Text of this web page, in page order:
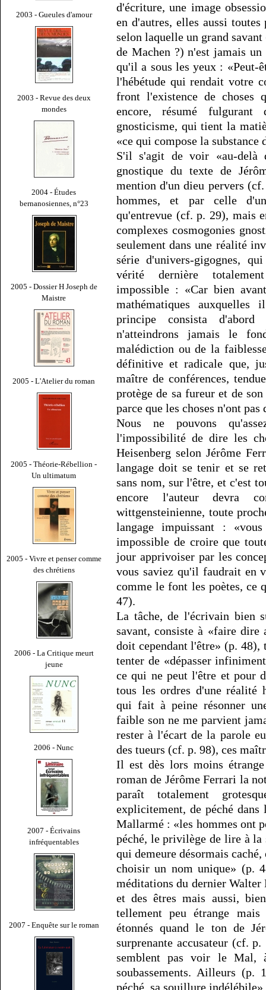
2003 - Gueules d'amour
2003 - Revue des deux
mondes
2004 - Études
bernanosiennes, n°23
2005 - Dossier H Joseph de
Maistre
2005 - L'Atelier du roman
2005 - Théorie-Rébellion -
Un ultimatum
2005 - Vivre et penser comme
des chrétiens
2006 - La Critique meurt
jeune
2006 - Nunc
2007 - Écrivains
infréquentables
2007 - Enquête sur le roman
d'écriture, une image
en d'autres, elles aussi
selon laquelle un grand
de Machen ?) n'est jamais
qu'il a sous les yeux : «Peut-
l'hébétude qui rendait votre
front l'existence de
encore, résumé
gnosticisme, qui tient la
«ce qui compose la
S'il s'agit de voir «au-delà
gnostique du texte de
mention d'un dieu pervers
hommes, et par celle
qu'entrevue (cf. p. 29), mais
complexes cosmogonies
seulement dans une réalité
série d'univers-gigognes,
vérité dernière
impossible : «Car bien
mathématiques
principe consista
n'atteindrons jamais le
malédiction ou de la
définitive et radicale que,
maître de conférences,
protège de sa fureur et de
parce que les choses n'ont
Nous ne pouvons
l'impossibilité de dire les
Heisenberg selon Jérôme
langage doit se tenir et se
sans nom, sur l'être, et c'est
encore l'auteur devra
wittgensteinienne, toute
langage impuissant :
impossible de croire que
jour apprivoiser par les
vous saviez qu'il faudrait en
comme le font les poètes, ce
47).
La tâche, de l'écrivain bien
savant, consiste à «faire
doit cependant l'être» (p. 48),
tenter de «dépasser
ce qui ne peut l'être et pour
tous les ordres d'une réalité
qui fait à peine résonner
faible son ne me parvient
rester à l'écart de la parole
des tueurs (cf. p. 98), ces
Il est dès lors moins
roman de Jérôme Ferrari la
paraît totalement
explicitement, de péché
Mallarmé : «les hommes ont
péché, le privilège de lire à la
qui demeure désormais
choisir un nom unique» (p.
méditations du dernier Walter
et des êtres mais aussi,
tellement peu étrange
étonnés quand le ton de
surprenante accusateur (cf.
semblent pas voir le Mal,
soubassements. Ailleurs (p.
péché, sa souillure